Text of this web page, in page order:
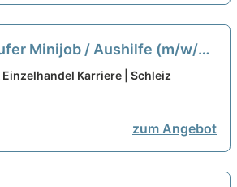
Minijob / Aushilfe (m/w/d)
Karriere | Schleiz
zum Angebot